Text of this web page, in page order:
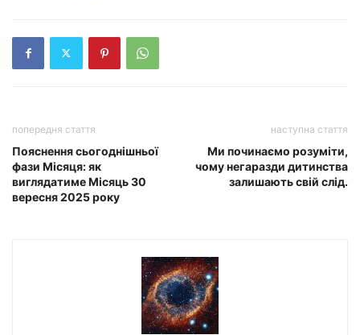
попередня стаття
Пояснення сьогоднішньої
фази Місяця: як
виглядатиме Місяць 30
вересня 2025 року
наступна стаття
Ми починаємо розуміти,
чому негаразди дитинства
залишають свій слід.